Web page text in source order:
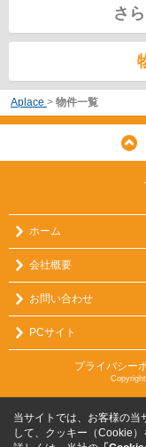
さ
Aplace > 物件一覧
ホーム
会社概要
お問い合わせ
PCサイト
プライバシー
当サイトでは、お客様の当
して、クッキー（Cookie）